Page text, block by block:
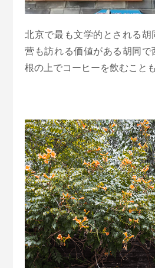
北京で最も文学的とされる胡
营も訪れる価値がある胡同で
根の上でコーヒーを飲むこと